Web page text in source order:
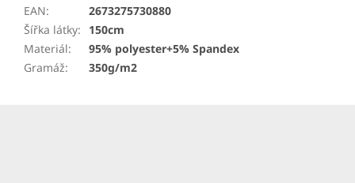
EAN:
2673275730880
Šířka látky:
150cm
Materiál:
95% polyester+5% Spandex
Gramáž: 350g/m2